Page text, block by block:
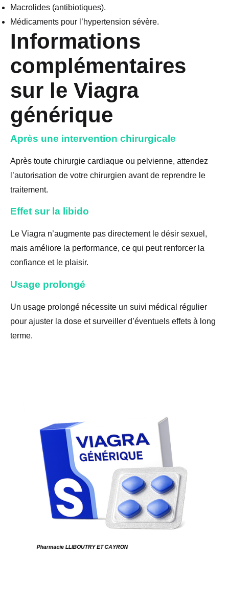
Macrolides (antibiotiques).
Médicaments pour l’hypertension sévère.
Informations
complémentaires
sur le Viagra
générique
Après une intervention chirurgicale
Après toute chirurgie cardiaque ou pelvienne, attendez
l’autorisation de votre chirurgien avant de reprendre le
traitement.
Effet sur la libido
Le Viagra n’augmente pas directement le désir sexuel,
mais améliore la performance, ce qui peut renforcer la
confiance et le plaisir.
Usage prolongé
Un usage prolongé nécessite un suivi médical régulier
pour ajuster la dose et surveiller d’éventuels effets à long
terme.